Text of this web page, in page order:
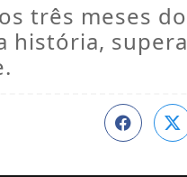
três meses
história,